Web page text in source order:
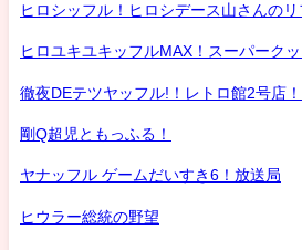
ヒロシッフル！ヒロシデース山さんのリ
ヒロユキユキッフルMAX！スーパークッ
徹夜DEテツヤッフル!！レトロ館2号店！
剛Q超児ともっふる！
ヤナッフル ゲームだいすき6！放送局
ヒウラー総統の野望